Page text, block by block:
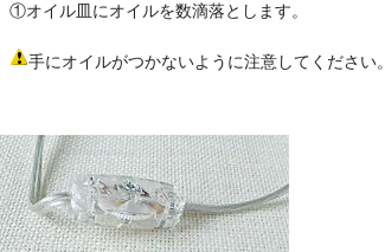
①オイル皿にオイルを数滴落とします。
手にオイルがつかないように注意してください。